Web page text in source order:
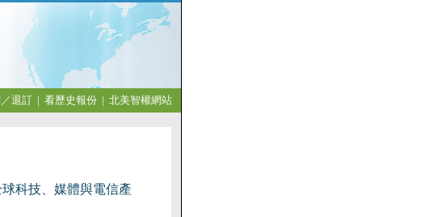
退訂 | 看歷史報份 | 北美智權網站
科技、媒體與電信產